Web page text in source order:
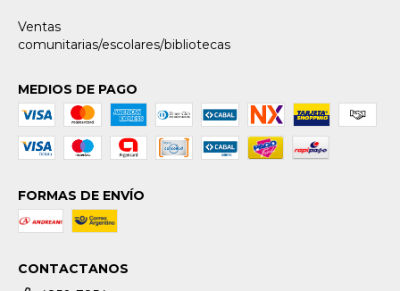
Ventas
comunitarias/escolares/bibliotecas
MEDIOS DE PAGO
FORMAS DE ENVÍO
CONTACTANOS